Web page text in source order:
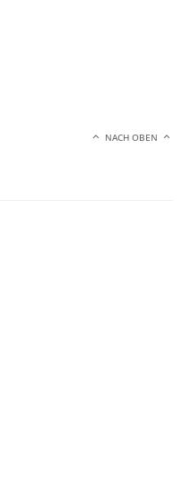
NACH OBEN